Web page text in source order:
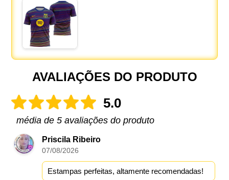
AVALIAÇÕES DO PRODUTO
5.0
média de 5 avaliações do produto
Priscila Ribeiro
07/08/2026
Estampas perfeitas, altamente recomendadas!